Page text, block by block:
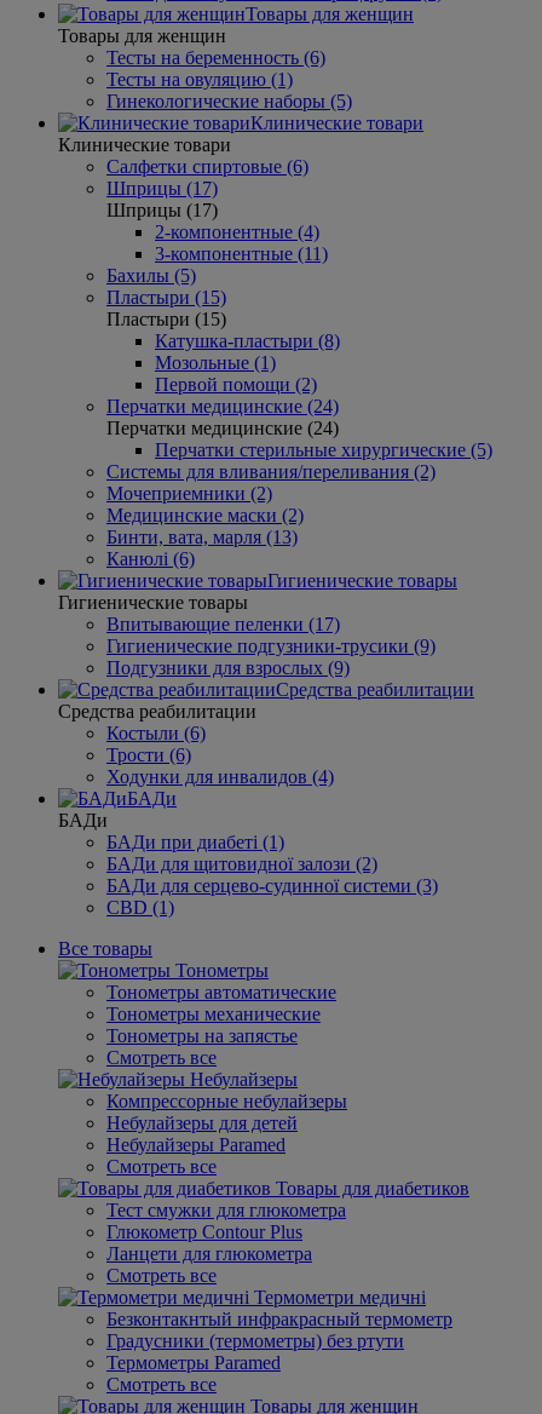
Товары для женщин
Товары для женщин
Тесты на беременность (6)
Тесты на овуляцию (1)
Гинекологические наборы (5)
Клинические товари
Клинические товари
Салфетки спиртовые (6)
Шприцы (17)
Шприцы (17)
2-компонентные (4)
3-компонентные (11)
Бахилы (5)
Пластыри (15)
Пластыри (15)
Катушка-пластыри (8)
Мозольные (1)
Первой помощи (2)
Перчатки медицинские (24)
Перчатки медицинские (24)
Перчатки стерильные хирургические (5)
Системы для вливания/переливания (2)
Мочеприемники (2)
Медицинские маски (2)
Бинти, вата, марля (13)
Канюлі (6)
Гигиенические товары
Гигиенические товары
Впитывающие пеленки (17)
Гигиенические подгузники-трусики (9)
Подгузники для взрослых (9)
Средства реабилитации
Средства реабилитации
Костыли (6)
Трости (6)
Ходунки для инвалидов (4)
БАДи
БАДи
БАДи при диабеті (1)
БАДи для щитовидної залози (2)
БАДи для серцево-судинної системи (3)
CBD (1)
Все товары
Тонометры
Тонометры автоматические
Тонометры механические
Тонометры на запястье
Смотреть все
Небулайзеры
Компрессорные небулайзеры
Небулайзеры для детей
Небулайзеры Paramed
Смотреть все
Товары для диабетиков
Тест смужки для глюкометра
Глюкометр Contour Plus
Ланцети для глюкометра
Смотреть все
Термометри медичні
Безконтакнтый инфракрасный термометр
Градусники (термометры) без ртути
Термометры Paramed
Смотреть все
Товары для женщин